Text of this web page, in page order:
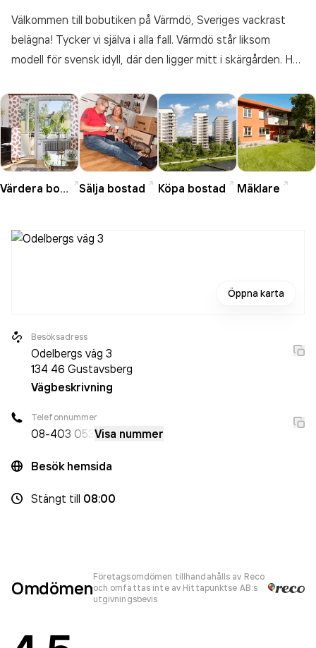
Välkommen till bobutiken på Värmdö, Sveriges vackrast
belägna! Tycker vi själva i alla fall. Värmdö står liksom
modell för svensk idyll, där den ligger mitt i skärgården. Här
grönska vi förknippar med skärgårdslivet, bara 20 kilometer
från Slussen i Stockholm. Detta präglar förstås tillvaron på
Värmdö – på Sveriges sjätte största ö bor drygt 40 000
personer året runt, men mer än 100 000 under
sommarmånaderna. Utöver den stora centralön finns här
ytterligare över 10 000 öar och i runda slängar 14 000
också.
Värdera bostad Sälja bostad Köpa bostad Mäklare
Öppna karta
Besöksadress
Odelbergs väg 3
134 46 Gustavsberg
Vägbeskrivning
Telefonnummer
08-403 053 Visa nummer
Besök hemsida
Stängt till 08:00
Omdömen
Företagsomdömen tillhandahålls av Reco
och omfattas inte av Hittapunktse AB:s
utgivningsbevis